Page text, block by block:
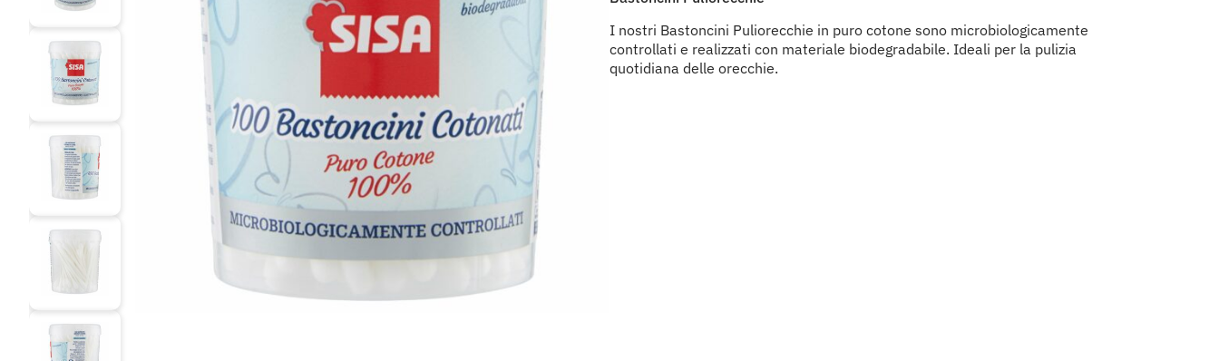
I nostri Bastoncini Puliorecchie in puro cotone sono microbiologicamente
controllati e realizzati con materiale biodegradabile. Ideali per la pulizia
quotidiana delle orecchie.